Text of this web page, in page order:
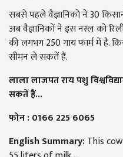
सबसे पहले वैज्ञानिको ने 30
अब वैज्ञानिकों ने इस नस्ल को
की लगभग 250 गाय फार्म में है.
सीमन ले सकतें हैं.
लाला लाजपत राय पशु
सकतें हैं...
फोन : 0166 225 6065
English Summary:This